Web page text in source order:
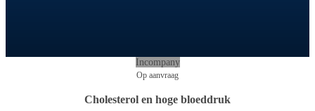
Incompany
Op aanvraag
Cholesterol en hoge bloeddruk